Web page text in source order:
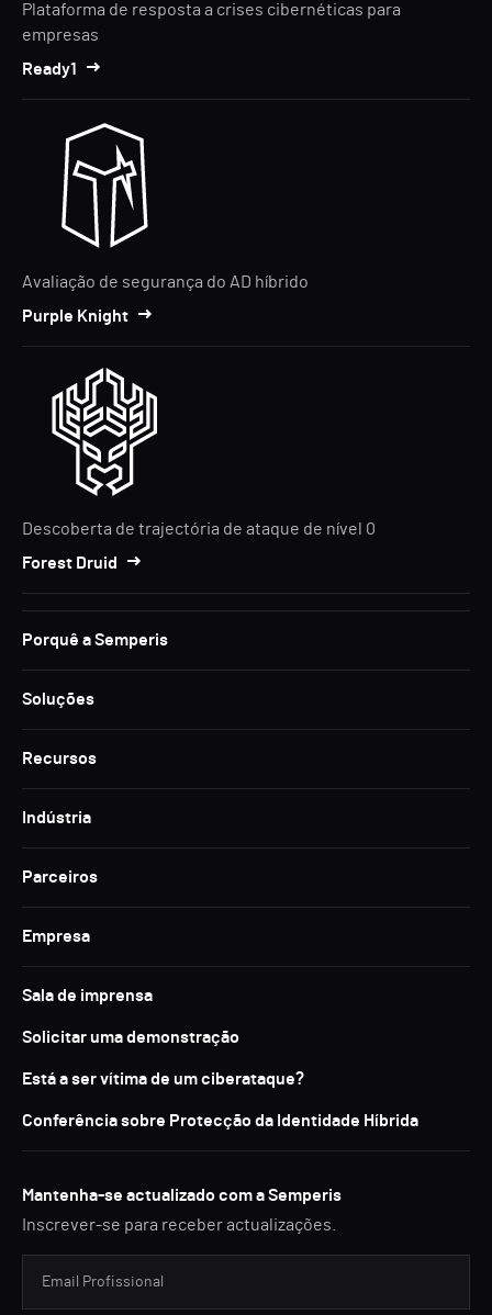
Plataforma de resposta a crises cibernéticas para
empresas
Ready1
Avaliação de segurança do AD híbrido
Purple Knight
Descoberta de trajectória de ataque de nível 0
Forest Druid
Porquê a Semperis
Soluções
Recursos
Indústria
Parceiros
Empresa
Sala de imprensa
Solicitar uma demonstração
Está a ser vítima de um ciberataque?
Conferência sobre Protecção da Identidade Híbrida
Mantenha-se actualizado com a Semperis
Inscrever-se para receber actualizações.